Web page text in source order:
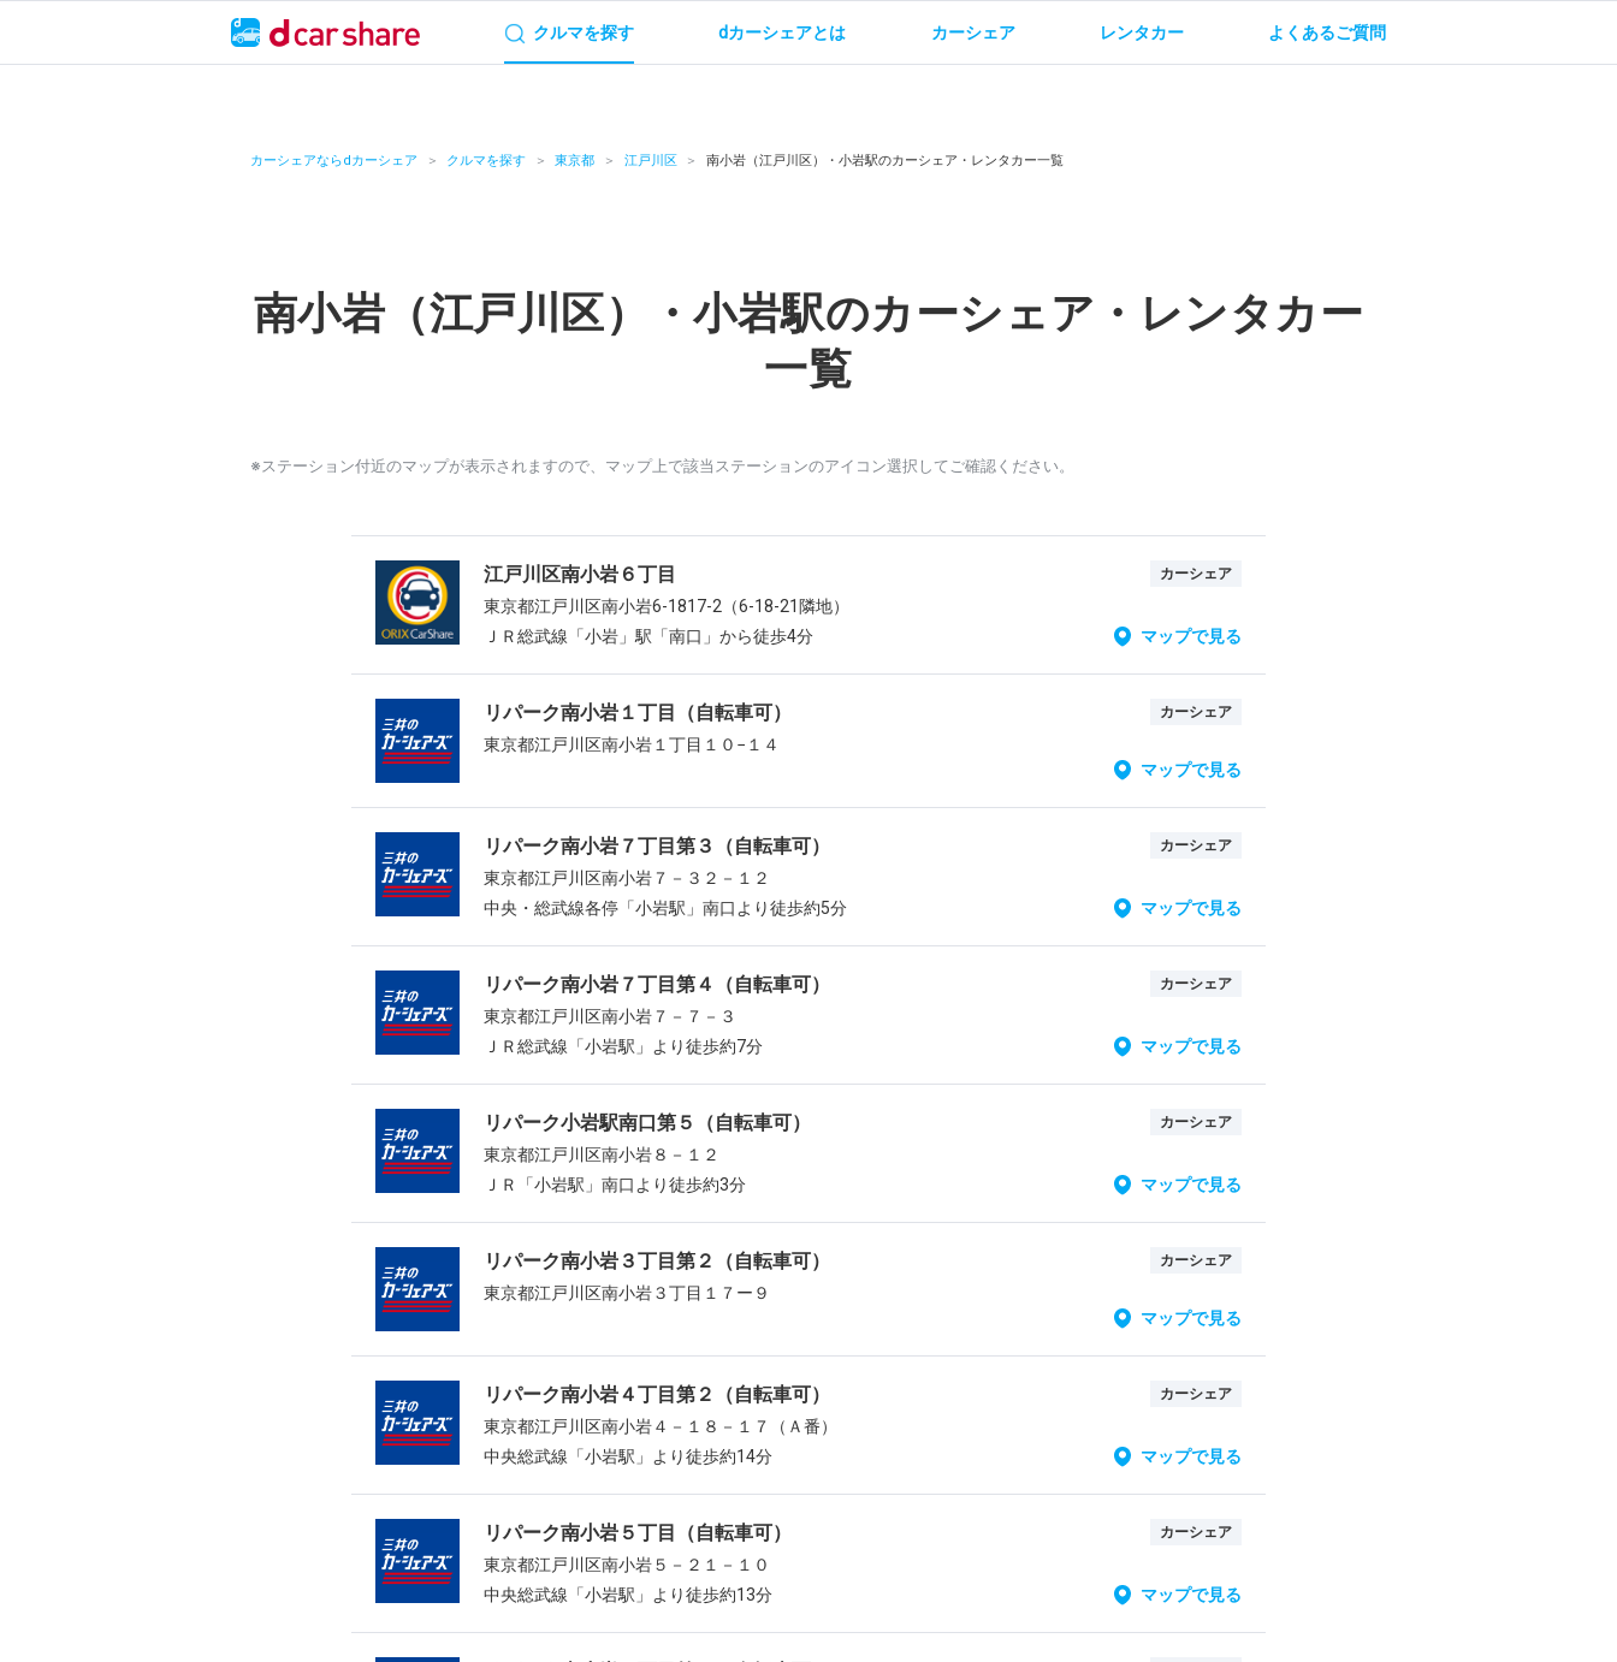
クルマを探す dカーシェアとは カーシェア レンタカー よくあるご質問
カーシェアならdカーシェア クルマを探す 東京都 江戸川区 南小岩（江戸川区）・小岩駅のカーシェア・レンタカー一覧
南小岩（江戸川区）・小岩駅のカーシェア・レンタカー
一覧
※ステーション付近のマップが表示されますので、マップ上で該当ステーションのアイコン選択してご確認ください。
江戸川区南小岩６丁目 カーシェア
東京都江戸川区南小岩6-1817-2（6-18-21隣地）
ＪＲ総武線「小岩」駅「南口」から徒歩4分
マップで見る
リパーク南小岩１丁目（自転車可） カーシェア
東京都江戸川区南小岩１丁目１０−１４
マップで見る
リパーク南小岩７丁目第３（自転車可） カーシェア
東京都江戸川区南小岩７－３２－１２
中央・総武線各停「小岩駅」南口より徒歩約5分
マップで見る
リパーク南小岩７丁目第４（自転車可） カーシェア
東京都江戸川区南小岩７－７－３
ＪＲ総武線「小岩駅」より徒歩約7分
マップで見る
リパーク小岩駅南口第５（自転車可） カーシェア
東京都江戸川区南小岩８－１２
ＪＲ「小岩駅」南口より徒歩約3分
マップで見る
リパーク南小岩３丁目第２（自転車可） カーシェア
東京都江戸川区南小岩３丁目１７ー９
マップで見る
リパーク南小岩４丁目第２（自転車可） カーシェア
東京都江戸川区南小岩４－１８－１７（Ａ番）
中央総武線「小岩駅」より徒歩約14分
マップで見る
リパーク南小岩５丁目（自転車可） カーシェア
東京都江戸川区南小岩５－２１－１０
中央総武線「小岩駅」より徒歩約13分
マップで見る
よくあるご質問・お問い合わせ